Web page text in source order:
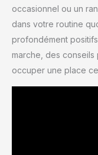
occasionnel ou un
dans votre routine
profondément
marche, des
occuper une place